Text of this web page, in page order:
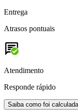
Entrega
Atrasos pontuais
Atendimento
Responde rápido
Saiba como foi